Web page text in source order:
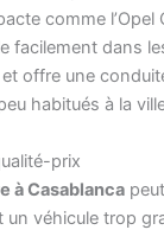
comme l’Opel
facilement dans
offre une
habitués à la
prix
à Casablanca
un véhicule trop